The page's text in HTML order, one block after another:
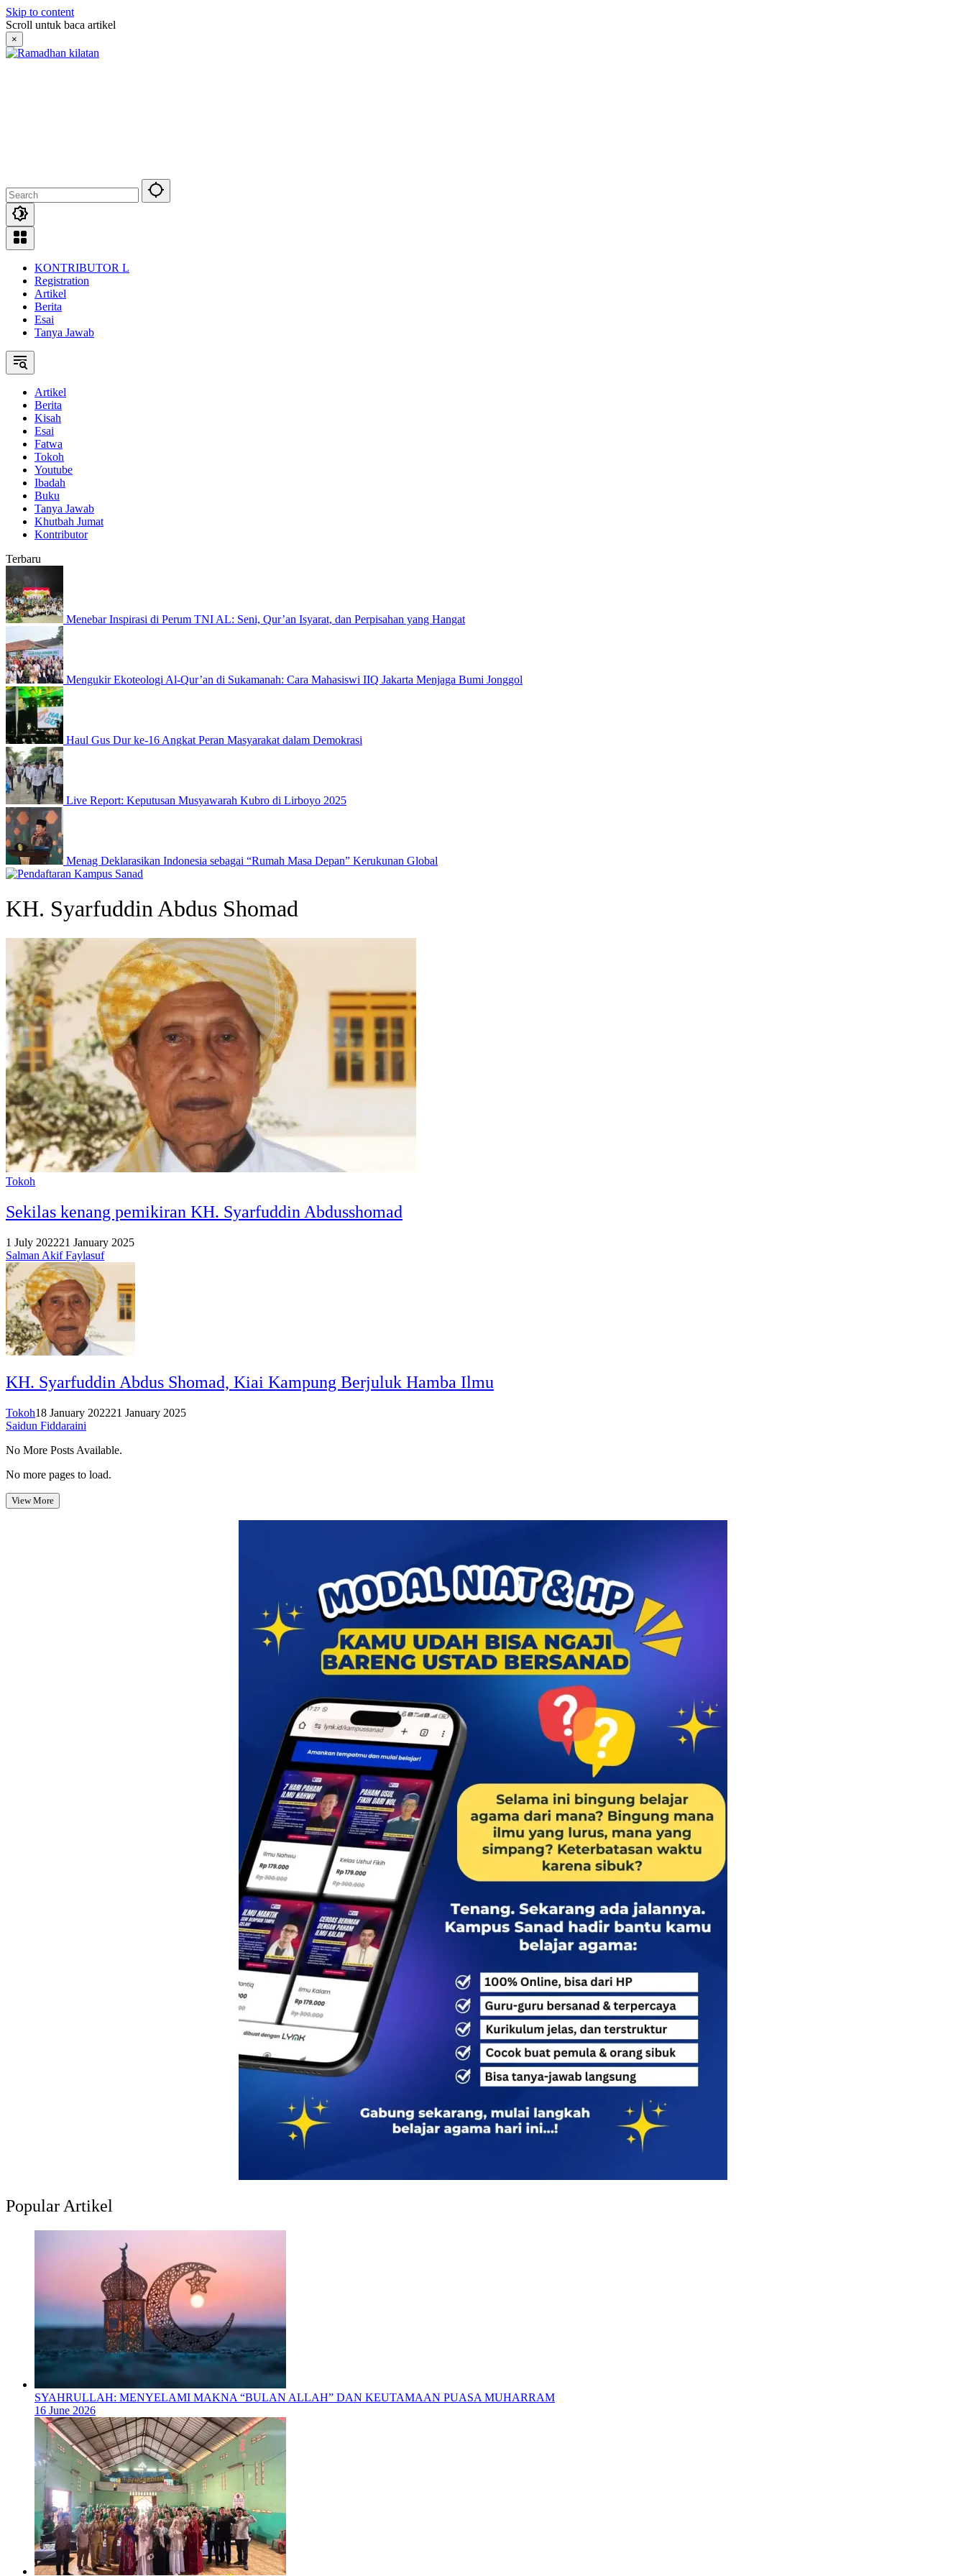
Skip to content
Scroll untuk baca artikel
×
KONTRIBUTOR L
Registration
Artikel
Berita
Esai
Tanya Jawab
Artikel
Berita
Kisah
Esai
Fatwa
Tokoh
Youtube
Ibadah
Buku
Tanya Jawab
Khutbah Jumat
Kontributor
Terbaru
Menebar Inspirasi di Perum TNI AL: Seni, Qur’an Isyarat, dan Perpisahan yang Hangat
Mengukir Ekoteologi Al-Qur’an di Sukamanah: Cara Mahasiswi IIQ Jakarta Menjaga Bumi Jonggol
Haul Gus Dur ke-16 Angkat Peran Masyarakat dalam Demokrasi
Live Report: Keputusan Musyawarah Kubro di Lirboyo 2025
Menag Deklarasikan Indonesia sebagai “Rumah Masa Depan” Kerukunan Global
KH. Syarfuddin Abdus Shomad
Tokoh
Sekilas kenang pemikiran KH. Syarfuddin Abdusshomad
1 July 202221 January 2025
Salman Akif Faylasuf
KH. Syarfuddin Abdus Shomad, Kiai Kampung Berjuluk Hamba Ilmu
Tokoh18 January 202221 January 2025
Saidun Fiddaraini
No More Posts Available.
No more pages to load.
View More
Popular Artikel
SYAHRULLAH: MENYELAMI MAKNA “BULAN ALLAH” DAN KEUTAMAAN PUASA MUHARRAM
16 June 2026